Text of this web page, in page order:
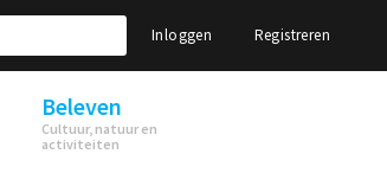
Inloggen Registreren
Beleven
Cultuur, natuur en
activiteiten